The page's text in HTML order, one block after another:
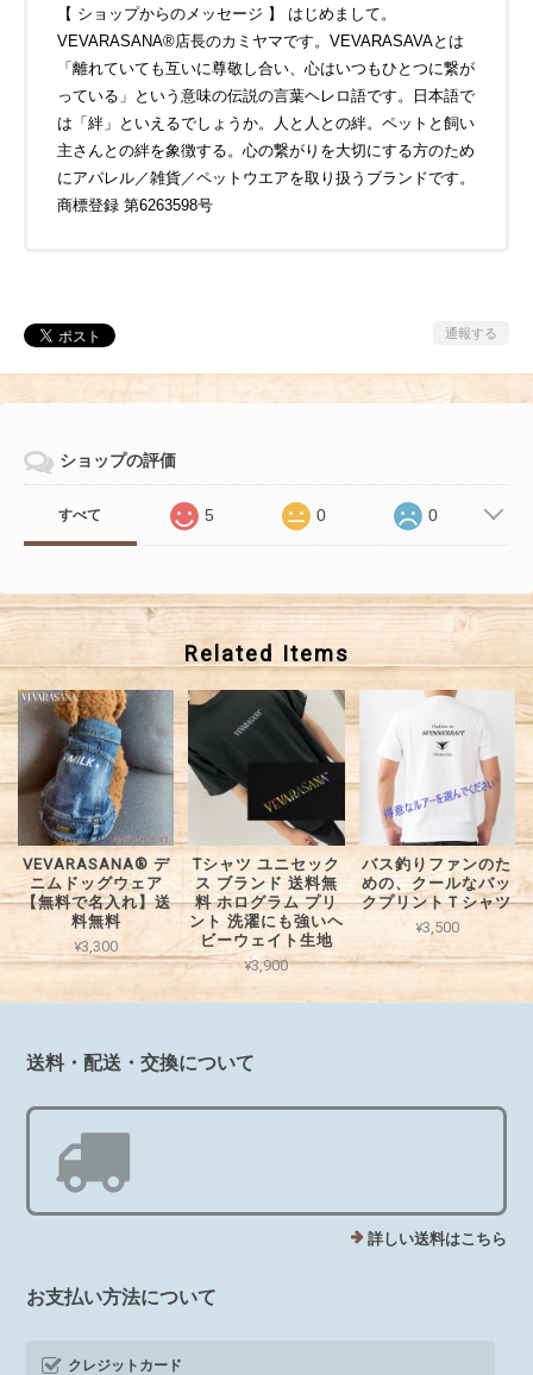
【 ショップからのメッセージ 】 はじめまして。
VEVARASANA®店長のカミヤマです。VEVARASAVAとは
「離れていても互いに尊敬し合い、心はいつもひとつに繋が
っている」という意味の伝説の言葉ヘレロ語です。日本語で
は「絆」といえるでしょうか。人と人との絆。ペットと飼い
主さんとの絆を象徴する。心の繋がりを大切にする方のため
にアパレル／雑貨／ペットウエアを取り扱うブランドです。
商標登録 第6263598号
通報する
ショップの評価
すべて 5 0 0
Related Items
VEVARASANA®︎ デ
ニムドッグウェア
【無料で名入れ】送
料無料
¥3,300
Tシャツ ユニセック
ス ブランド 送料無
料 ホログラム プリ
ント 洗濯にも強いヘ
ビーウェイト生地
¥3,900
バス釣りファンのた
めの、クールなバッ
クプリントＴシャツ
¥3,500
送料・配送・交換について
詳しい送料はこちら
お支払い方法について
クレジットカード